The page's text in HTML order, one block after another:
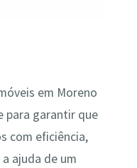
em Moreno
para garantir que
com eficiência,
ajuda de um